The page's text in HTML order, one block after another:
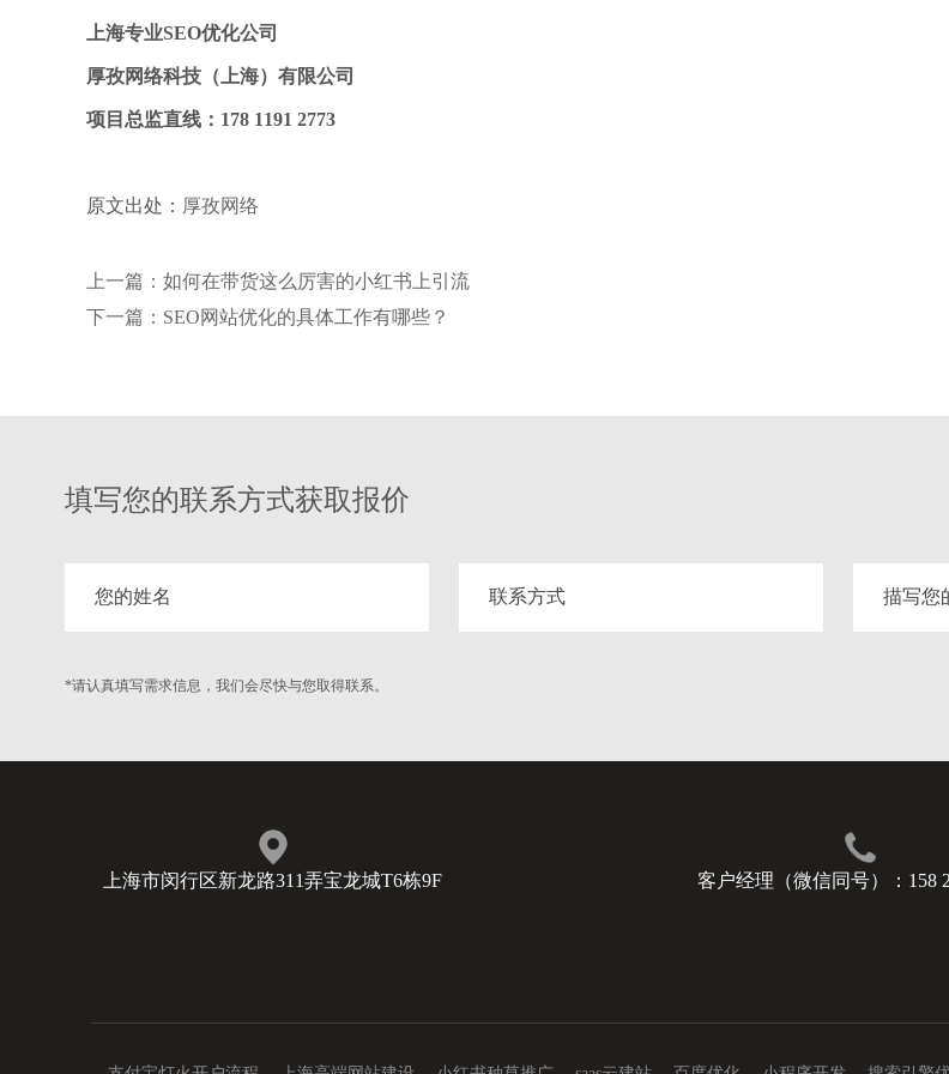
上海专业SEO优化公司
厚孜网络科技（上海）有限公司
项目总监直线：178 1191 2773
原文出处： 厚孜网络
上一篇：如何在带货这么厉害的小红书上引流
下一篇：SEO网站优化的具体工作有哪些？
填写您的联系方式获取报价
*请认真填写需求信息，我们会尽快与您取得联系。
上海市闵行区新龙路311弄宝龙城T6栋9F 客户经理（微信同号）：158